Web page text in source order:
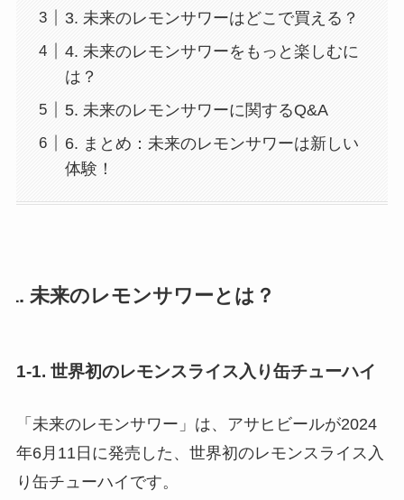
3. 未来のレモンサワーはどこで買える？
4. 未来のレモンサワーをもっと楽しむに
は？
5. 未来のレモンサワーに関するQ&A
6. まとめ：未来のレモンサワーは新しい
体験！
1. 未来のレモンサワーとは？
1-1. 世界初のレモンスライス入り缶チューハイ
「未来のレモンサワー」は、アサヒビールが2024
年6月11日に発売した、世界初のレモンスライス入
り缶チューハイです。